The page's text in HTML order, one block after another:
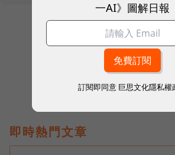
往下滑看下一篇文章
即時熱門文章
一AI》圖解日報
訂閱即同意 巨思文化隱私權